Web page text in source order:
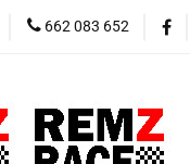
662 083 652
Motocykle RemZ
Promocje